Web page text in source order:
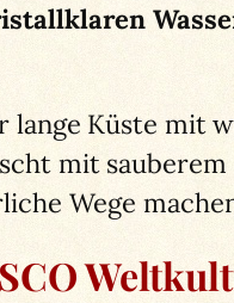
lange Küste mit
mit
Wege